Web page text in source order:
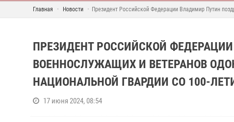
Главная Новости Президент Российской Федерации Владимир Путин
ПРЕЗИДЕНТ РОССИЙСКОЙ
ВОЕННОСЛУЖАЩИХ И ВЕТЕРАНОВ
НАЦИОНАЛЬНОЙ ГВАРДИИ СО 100-
17 июня 2024, 08:54